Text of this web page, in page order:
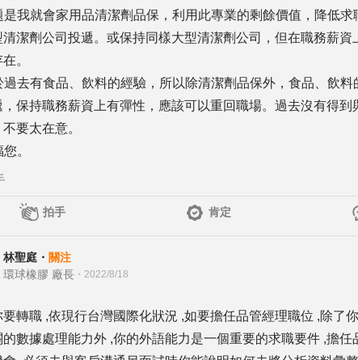
是我就會家用品清潔劑品保，利用此專業的剩餘價值，降低求
清潔劑公司投遞。或保持同樣大型清潔劑公司，但在職務薪資
。
過去有食品、飲料的經驗，所以除清潔劑品保外，食品、飲料
，保持職務薪資上有彈性，應該可以重回職場。過去沒有得到
要太在意。
。
拍手 肯定
林聖庭 ・ 關注
環球橡膠 廠長 ・ 2022/8/18
要轉職 ,依現行台灣國際化狀況 ,如要擔任品管經理職位 ,除了
的數據處理能力外 ,你的外語能力是一個重要的求職要件 ,擔任